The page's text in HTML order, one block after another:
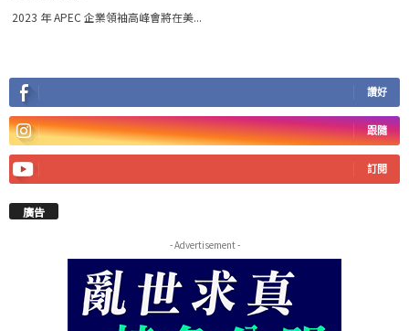
2023 年 APEC 企業領袖高峰會將在美...
讚好
跟隨
訂閱
廣告
- Advertisement -